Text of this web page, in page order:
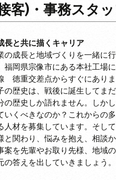
客)・事務スタ
長と共に描くキャリア
の成長と地域づくりを一緒に
福岡県宗像市にある本社工場
徳重交差点からすぐにありま
の歴史は、戦後に誕生してま
の歴史しか語れません。しか
いくべきなのか？これからの
人材を募集しています。そし
と関わり、悩みを抱え、相談
案を先輩やお取り先様、地域
の答えを出していきましょう。